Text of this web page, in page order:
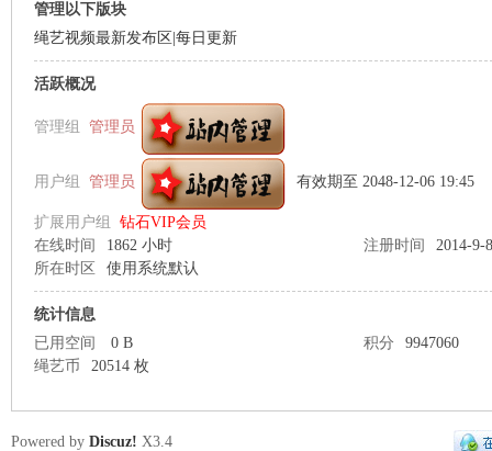
管理以下版块
绳艺视频最新发布区|每日更新
活跃概况
管理组 管理员
用户组 管理员 有效期至 2048-12-06 19:45
扩展用户组 钻石VIP会员
在线时间
1862 小时 注册时间
2014-9-
所在时区
使用系统默认
统计信息
已用空间
0 B 积分
9947060
绳艺币
20514 枚
Powered by Discuz! X3.4